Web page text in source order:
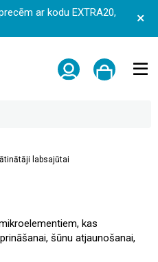
ar kodu EXTRA20,
labsajūtai
kas
šūnu atjaunošanai,
matiem un nagiem. Šīs